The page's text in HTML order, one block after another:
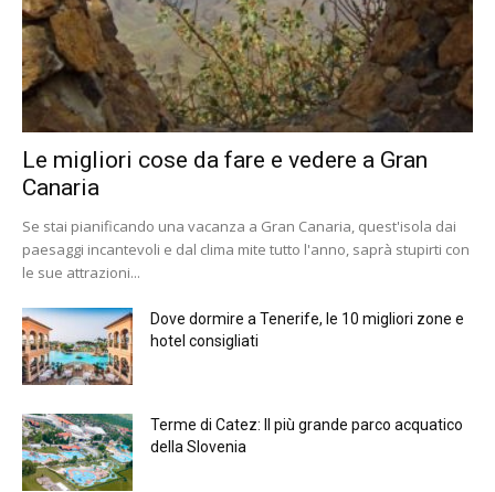
Le migliori cose da fare e vedere a Gran
Canaria
Se stai pianificando una vacanza a Gran Canaria, quest'isola dai
paesaggi incantevoli e dal clima mite tutto l'anno, saprà stupirti con
le sue attrazioni...
Dove dormire a Tenerife, le 10 migliori zone e
hotel consigliati
Terme di Catez: Il più grande parco acquatico
della Slovenia